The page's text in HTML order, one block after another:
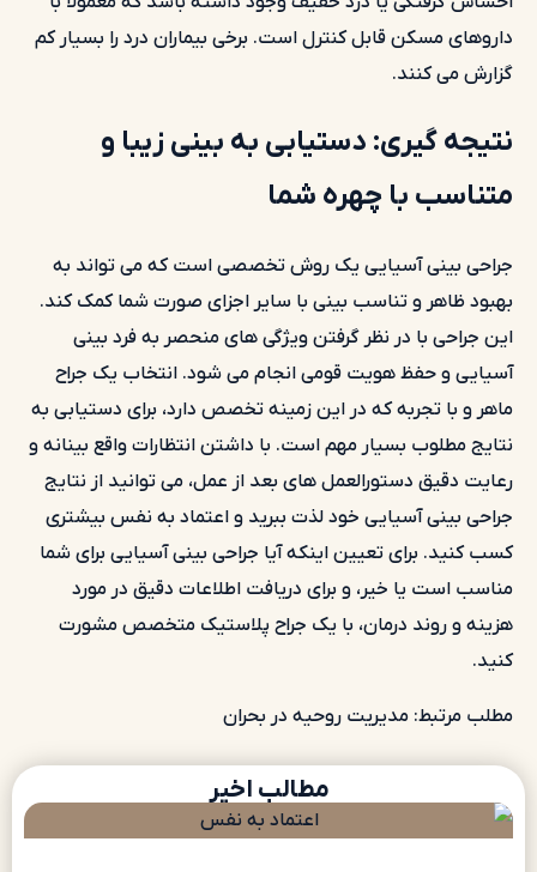
مطالب اخیر
داروهای مسکن قابل کنترل است. برخی بیماران درد را بسیار کم
گزارش می کنند.
نتیجه گیری: دستیابی به بینی زیبا و
متناسب با چهره شما
جراحی بینی آسیایی یک روش تخصصی است که می تواند به
بهبود ظاهر و تناسب بینی با سایر اجزای صورت شما کمک کند.
این جراحی با در نظر گرفتن ویژگی های منحصر به فرد بینی
آسیایی و حفظ هویت قومی انجام می شود. انتخاب یک جراح
ماهر و با تجربه که در این زمینه تخصص دارد، برای دستیابی به
نتایج مطلوب بسیار مهم است. با داشتن انتظارات واقع بینانه و
رعایت دقیق دستورالعمل های بعد از عمل، می توانید از نتایج
جراحی بینی آسیایی خود لذت ببرید و اعتماد به نفس بیشتری
کسب کنید. برای تعیین اینکه آیا جراحی بینی آسیایی برای شما
مناسب است یا خیر، و برای دریافت اطلاعات دقیق در مورد
هزینه و روند درمان، با یک جراح پلاستیک متخصص مشورت
کنید.
مطلب مرتبط: مدیریت روحیه در بحران